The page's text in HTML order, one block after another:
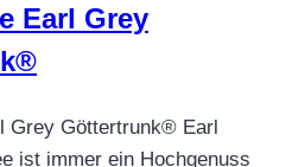
Earl Grey
Grey Göttertrunk® Earl
ist immer ein Hochgenuss